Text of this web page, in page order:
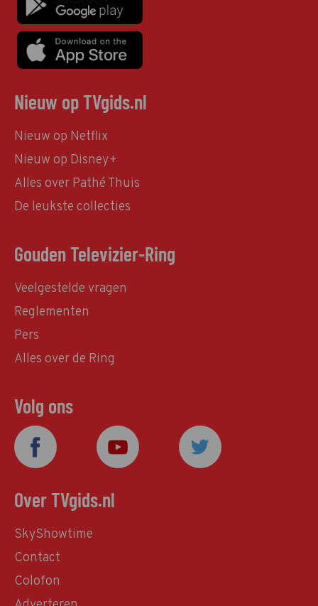
Nieuw op TVgids.nl
Nieuw op Netflix
Nieuw op Disney+
Alles over Pathé Thuis
De leukste collecties
Gouden Televizier-Ring
Veelgestelde vragen
Reglementen
Pers
Alles over de Ring
Volg ons
Over TVgids.nl
SkyShowtime
Contact
Colofon